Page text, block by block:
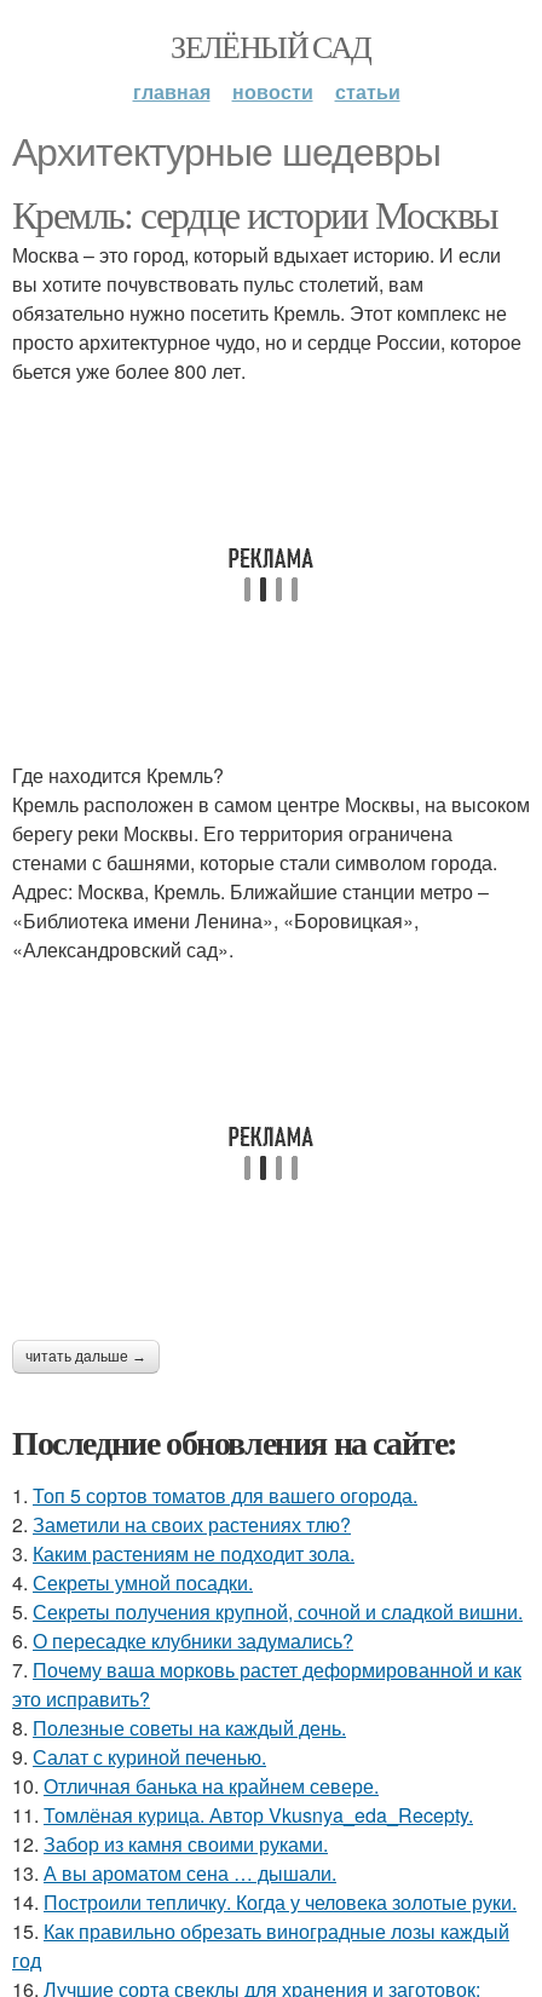
ЗЕЛЁНЫЙ САД
главная новости статьи
Архитектурные шедевры
Кремль: сердце истории Москвы
Москва – это город, который вдыхает историю. И если
вы хотите почувствовать пульс столетий, вам
обязательно нужно посетить Кремль. Этот комплекс не
просто архитектурное чудо, но и сердце России, которое
бьется уже более 800 лет.
Где находится Кремль?
Кремль расположен в самом центре Москвы, на высоком
берегу реки Москвы. Его территория ограничена
стенами с башнями, которые стали символом города.
Адрес: Москва, Кремль. Ближайшие станции метро –
«Библиотека имени Ленина», «Боровицкая»,
«Александровский сад».
читать дальше →
Последние обновления на сайте:
1. Топ 5 сортов томатов для вашего огорода.
2. Заметили на своих растениях тлю?
3. Каким растениям не подходит зола.
4. Секреты умной посадки.
5. Секреты получения крупной, сочной и сладкой вишни.
6. О пересадке клубники задумались?
7. Почему ваша морковь растет деформированной и как
это исправить?
8. Полезные советы на каждый день.
9. Салат с куриной печенью.
10. Отличная банька на крайнем севере.
11. Томлёная курица. Автор Vkusnya_eda_Recepty.
12. Забор из камня своими руками.
13. А вы ароматом сена … дышали.
14. Построили тепличку. Когда у человека золотые руки.
15. Как правильно обрезать виноградные лозы каждый
год
16. Лучшие сорта свеклы для хранения и заготовок: